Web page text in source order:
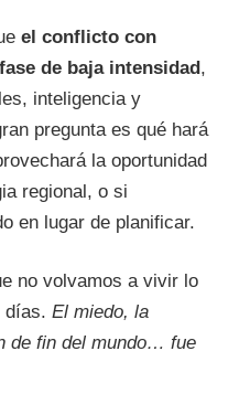
el conflicto con
de baja intensidad,
inteligencia y
pregunta es qué hará
la oportunidad
regional, o si
en lugar de planificar.
no volvamos a vivir lo
días. El miedo, la
de fin del mundo… fue